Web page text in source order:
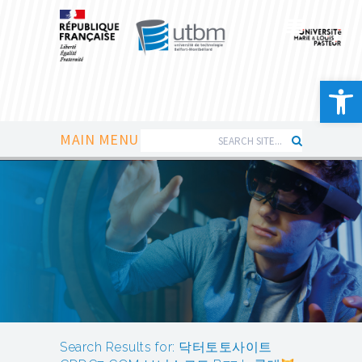
Ouvrir
MAIN MENU
Search Results for: 닥터토토사이트